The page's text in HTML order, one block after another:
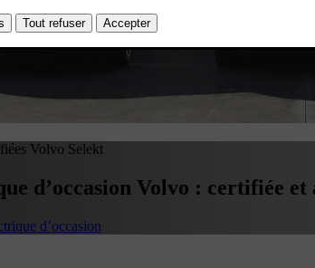
Volvo Selekt
d’occasion Volvo : certifiée et
d’occasion